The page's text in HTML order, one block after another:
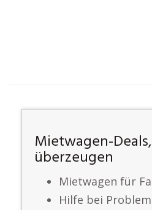
Mietwagen-
überzeugen
Mietwagen für
Hilfe bei